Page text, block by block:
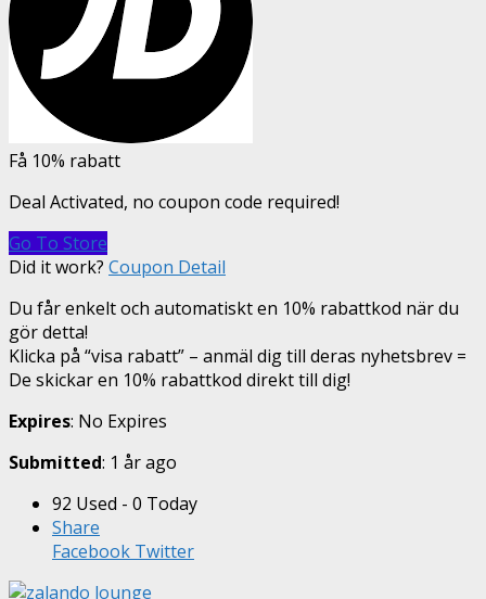
Få 10% rabatt
Deal Activated, no coupon code required!
Go To Store
Did it work? Coupon Detail
Du får enkelt och automatiskt en 10% rabattkod när du
gör detta!
Klicka på “visa rabatt” – anmäl dig till deras nyhetsbrev =
De skickar en 10% rabattkod direkt till dig!
Expires: No Expires
Submitted: 1 år ago
92 Used - 0 Today
Share
Facebook Twitter